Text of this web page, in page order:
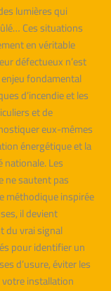
lumières qui
Ces situations
en véritable
défectueux n’est
fondamental
d’incendie et les
et de
eux-mêmes
énergétique et la
Les
ne sautent pas
méthodique inspirée
il devient
du vrai signal
pour identifier un
d’usure, éviter les
installation